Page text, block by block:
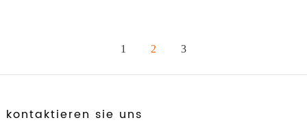
1 2 3
kontaktieren sie uns